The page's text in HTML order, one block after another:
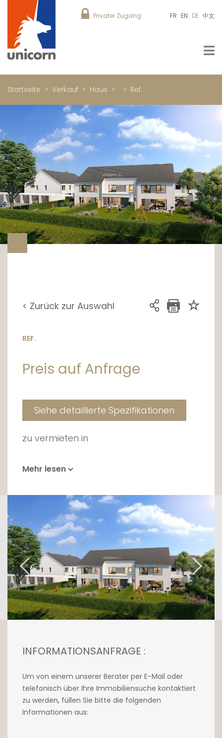
Privater Zugang FR EN DE 中文
Startseite Verkauf Haus Ref.
< Zurück zur Auswahl
REF.
Preis auf Anfrage
Siehe detaillierte Spezifikationen
zu vermieten in
Mehr lesen
INFORMATIONSANFRAGE :
Um von einem unserer Berater per E-Mail oder
telefonisch über Ihre Immobiliensuche kontaktiert
zu werden, füllen Sie bitte die folgenden
Informationen aus: